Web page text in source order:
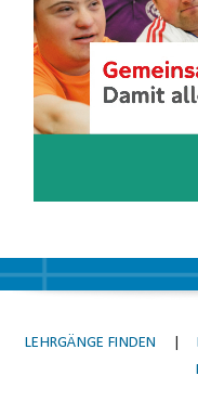
LEHRGÄNGE FINDEN